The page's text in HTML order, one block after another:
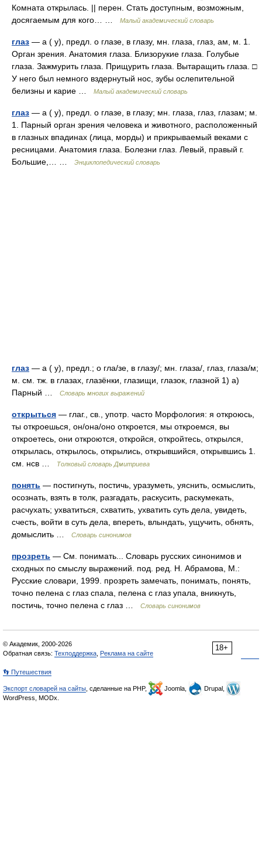
Комната открылась. || перен. Стать доступным, возможным,
досягаемым для кого… …
Малый академический словарь
глаз — а ( у), предл. о глазе, в глазу, мн. глаза, глаз, ам, м. 1.
Орган зрения. Анатомия глаза. Близорукие глаза. Голубые
глаза. Зажмурить глаза. Прищурить глаза. Вытаращить глаза. □
У него был немного вздернутый нос, зубы ослепительной
белизны и карие …
Малый академический словарь
глаз — а ( у), предл. о глазе, в глазу; мн. глаза, глаз, глазам; м.
1. Парный орган зрения человека и животного, расположенный
в глазных впадинах (лица, морды) и прикрываемый веками с
ресницами. Анатомия глаза. Болезни глаз. Левый, правый г.
Большие,… …
Энциклопедический словарь
глаз — а ( у), предл.; о гла/зе, в глазу/; мн. глаза/, глаз, глаза/м;
м. см. тж. в глазах, глазёнки, глазищи, глазок, глазной 1) а)
Парный …
Словарь многих выражений
открыться — глаг., св., употр. часто Морфология: я откроюсь,
ты откроешься, он/она/оно откроется, мы откроемся, вы
откроетесь, они откроются, откройся, откройтесь, открылся,
открылась, открылось, открылись, открывшийся, открывшись 1.
см. нсв …
Толковый словарь Дмитриева
понять — постигнуть, постичь, уразуметь, уяснить, осмыслить,
осознать, взять в толк, разгадать, раскусить, раскумекать,
расчухать; ухватиться, схватить, ухватить суть дела, увидеть,
счесть, войти в суть дела, впереть, влындать, ущучить, обнять,
домыслить …
Словарь синонимов
прозреть — См. понимать... Словарь русских синонимов и
сходных по смыслу выражений. под. ред. Н. Абрамова, М.:
Русские словари, 1999. прозреть замечать, понимать, понять,
точно пелена с глаз спала, пелена с глаз упала, вникнуть,
постичь, точно пелена с глаз …
Словарь синонимов
18+
© Академик, 2000-2026
Обратная связь: Техподдержка Реклама на сайте
👣 Путешествия
Экспорт словарей на сайты , сделанные на PHP, Joomla,
Drupal,
WordPress, MODx.